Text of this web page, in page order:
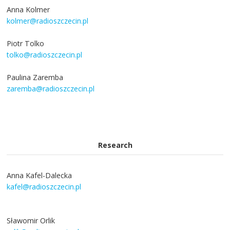
Anna Kolmer
kolmer@radioszczecin.pl
Piotr Tolko
tolko@radioszczecin.pl
Paulina Zaremba
zaremba@radioszczecin.pl
Research
Anna Kafel-Dalecka
kafel@radioszczecin.pl
Sławomir Orlik